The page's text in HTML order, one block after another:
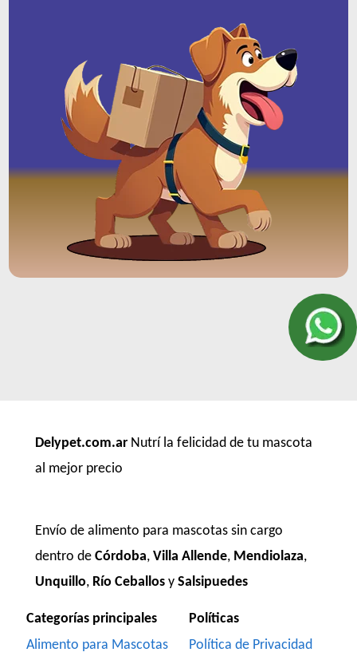
Delypet.com.ar Nutrí la felicidad de tu mascota
al mejor precio
Envío de alimento para mascotas sin cargo
dentro de Córdoba, Villa Allende, Mendiolaza,
Unquillo, Río Ceballos y Salsipuedes
Categorías principales
Alimento para Mascotas
Políticas
Política de Privacidad